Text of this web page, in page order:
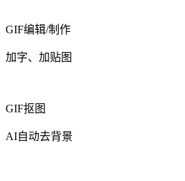
GIF编辑/制作
加字、加贴图
GIF抠图
AI自动去背景